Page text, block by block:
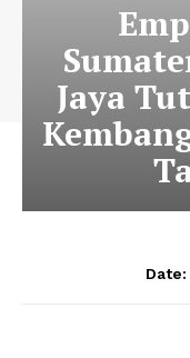
Jaya
Date: